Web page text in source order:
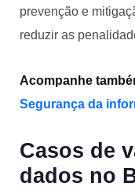
prevenção e
reduzir as
Acompanhe
Segurança da
Casos de
dados no